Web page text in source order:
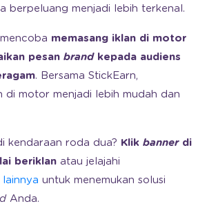
berpeluang menjadi lebih terkenal.
memasang iklan di motor
pesan brandkepada audiens
. Bersama StickEarn,
di motor menjadi lebih mudah dan
kendaraan roda dua? Klik bannerdi
beriklan atau jelajahi
untuk menemukan solusi
Anda.